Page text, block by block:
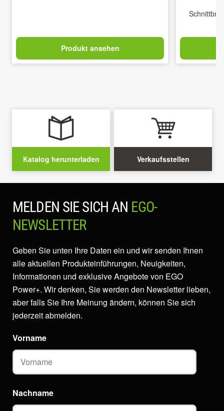
Produkt ansehen
Katalog herunterladen Verkaufsstellen
MELDEN SIE SICH AN EGO-
NEWSLETTER
Geben Sie unten Ihre Daten ein und wir senden Ihnen
alle aktuellen Produkteinführungen, Neuigkeiten,
Informationen und exklusive Angebote von EGO
Power+. Wir denken, Sie werden den Newsletter lieben,
aber falls Sie Ihre Meinung ändern, können Sie sich
jederzeit abmelden.
Vorname
Nachname